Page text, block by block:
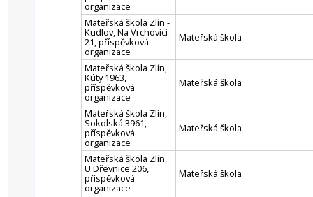
organizace
Mateřská škola Zlín -
Kudlov, Na Vrchovici
21, příspěvková
organizace
Mateřská škola
Mateřská škola Zlín,
Kúty 1963,
příspěvková
organizace
Mateřská škola
Mateřská škola Zlín,
Sokolská 3961,
příspěvková
organizace
Mateřská škola
Mateřská škola Zlín,
U Dřevnice 206,
příspěvková
organizace
Mateřská škola